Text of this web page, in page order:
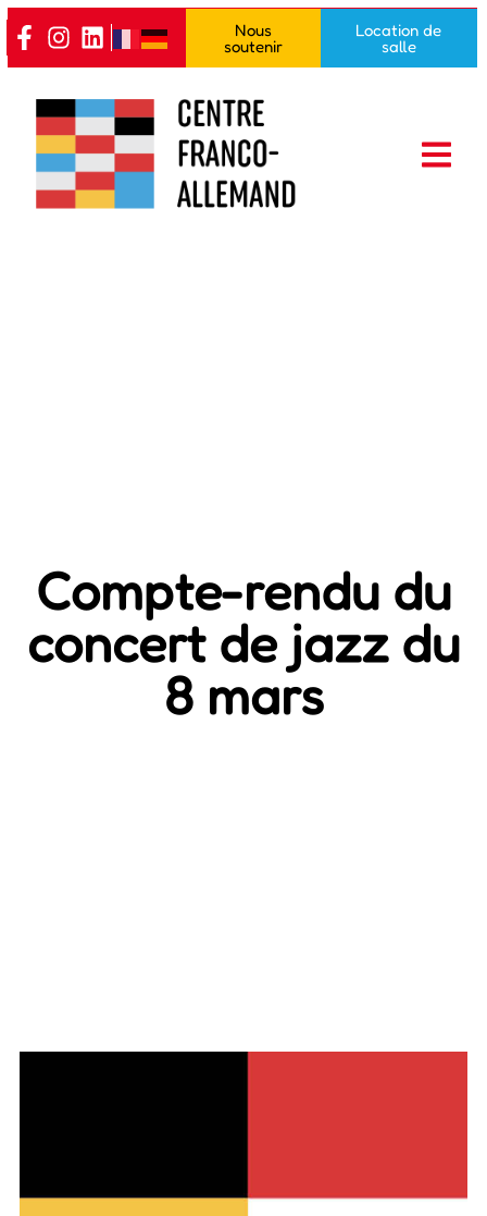
Nous
soutenir
Location de
salle
Compte-rendu du
concert de jazz du
8 mars